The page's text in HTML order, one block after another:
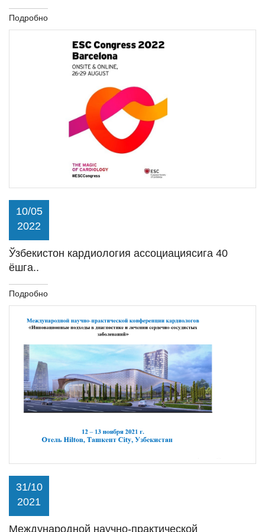
Подробно
10/05
2022
Ўзбекистон кардиология ассоциациясига 40
ёшга..
Подробно
31/10
2021
Международной научно-практической